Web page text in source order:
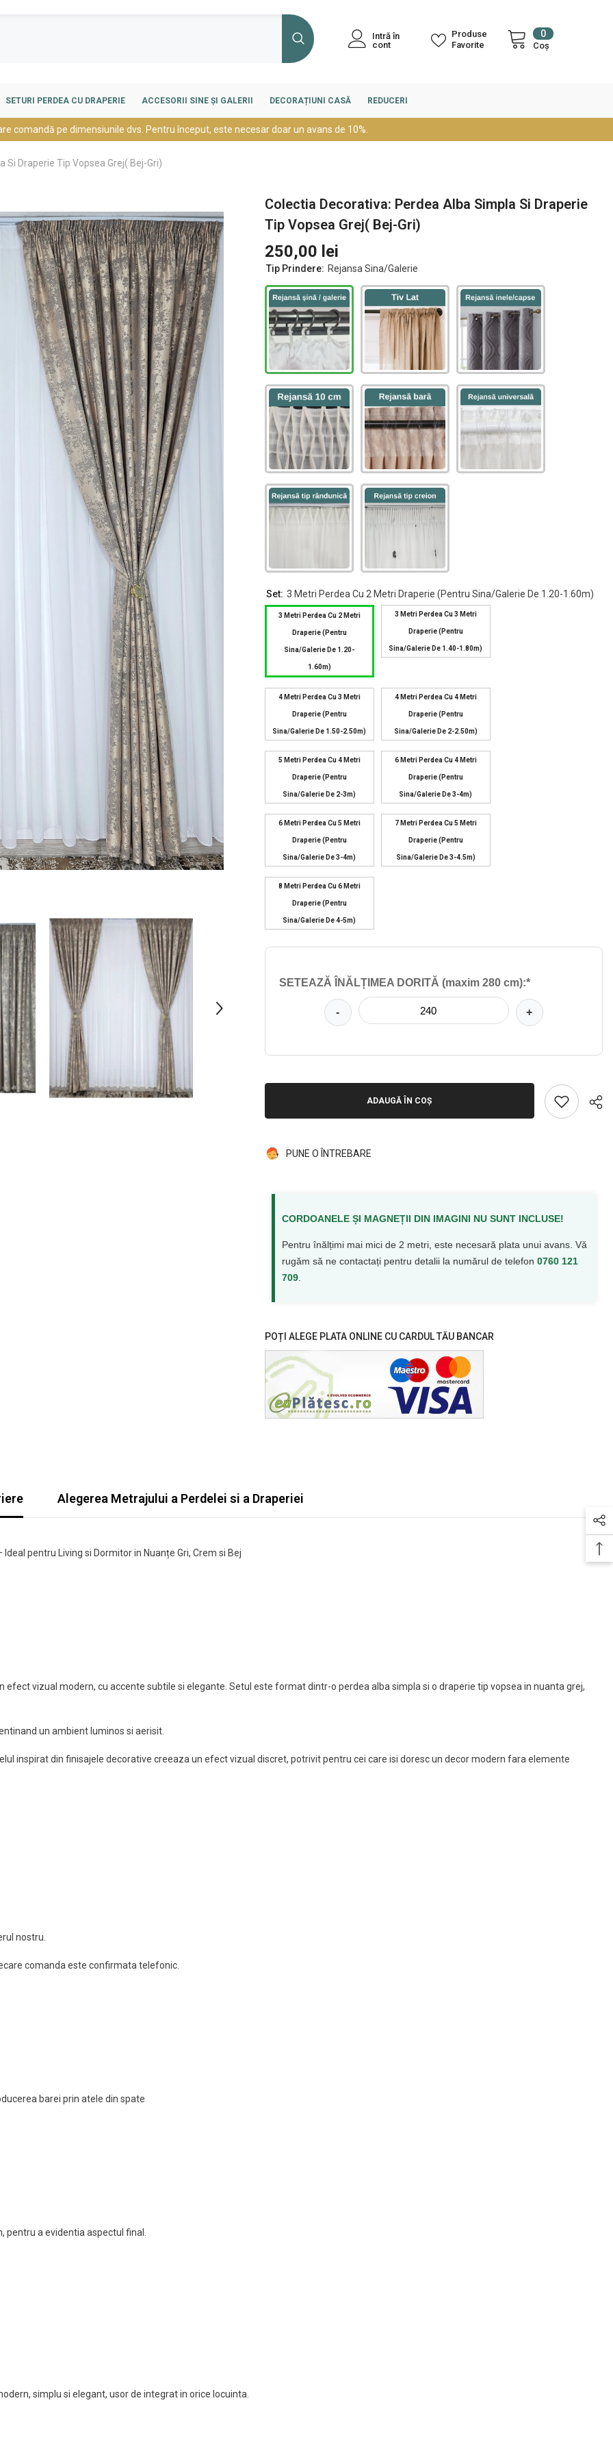
00
articole
Coș
Produse
Favorite
Intră în
cont
SETURI PERDEA CU DRAPERIE ACCESORII SINE ȘI GALERII DECORAȚIUNI CASĂ REDUCERI
comandă pe dimensiunile dvs. Pentru început, este necesar doar un avans de 10%.
Si Draperie Tip Vopsea Grej( Bej-Gri)
Colectia Decorativa: Perdea Alba Simpla Si Draperie
Tip Vopsea Grej( Bej-Gri)
250,00 lei
Tip Prindere: Rejansa Sina/Galerie
Set: 3 Metri Perdea Cu 2 Metri Draperie (pentru Sina/galerie De 1.20-1.60m)
3 Metri Perdea Cu 2 Metri
Draperie (pentru
Sina/galerie De 1.20-
1.60m)
3 Metri Perdea Cu 3 Metri
Draperie (pentru
Sina/galerie De 1.40-1.80m)
4 Metri Perdea Cu 3 Metri
Draperie (pentru
Sina/galerie De 1.50-2.50m)
4 Metri Perdea Cu 4 Metri
Draperie (pentru
Sina/galerie De 2-2.50m)
5 Metri Perdea Cu 4 Metri
Draperie (pentru
Sina/galerie De 2-3m)
6 Metri Perdea Cu 4 Metri
Draperie (pentru
Sina/galerie De 3-4m)
6 Metri Perdea Cu 5 Metri
Draperie (pentru
Sina/galerie De 3-4m)
7 Metri Perdea Cu 5 Metri
Draperie (pentru
Sina/galerie De 3-4.5m)
8 Metri Perdea Cu 6 Metri
Draperie (pentru
Sina/galerie De 4-5m)
SETEAZĂ ÎNĂLȚIMEA DORITĂ (maxim 280 cm):*
- +
ADAUGĂ ÎN COȘ
PUNE O ÎNTREBARE
CORDOANELE ȘI MAGNEȚII DIN IMAGINI NU SUNT INCLUSE!
Pentru înălțimi mai mici de 2 metri, este necesară plata unui avans. Vă
rugăm să ne contactați pentru detalii la numărul de telefon 0760 121
709.
POȚI ALEGE PLATA ONLINE CU CARDUL TĂU BANCAR
Alegerea Metrajului a Perdelei si a Draperiei
pentru Living si Dormitor in Nuanțe Gri, Crem si Bej
vizual modern, cu accente subtile si elegante. Setul este format dintr-o perdea alba simpla si o draperie tip vopsea in nuanta grej,
un ambient luminos si aerisit.
inspirat din finisajele decorative creeaza un efect vizual discret, potrivit pentru cei care isi doresc un decor modern fara elemente
nostru.
comanda este confirmata telefonic.
barei prin atele din spate
pentru a evidentia aspectul final.
simplu si elegant, usor de integrat in orice locuinta.